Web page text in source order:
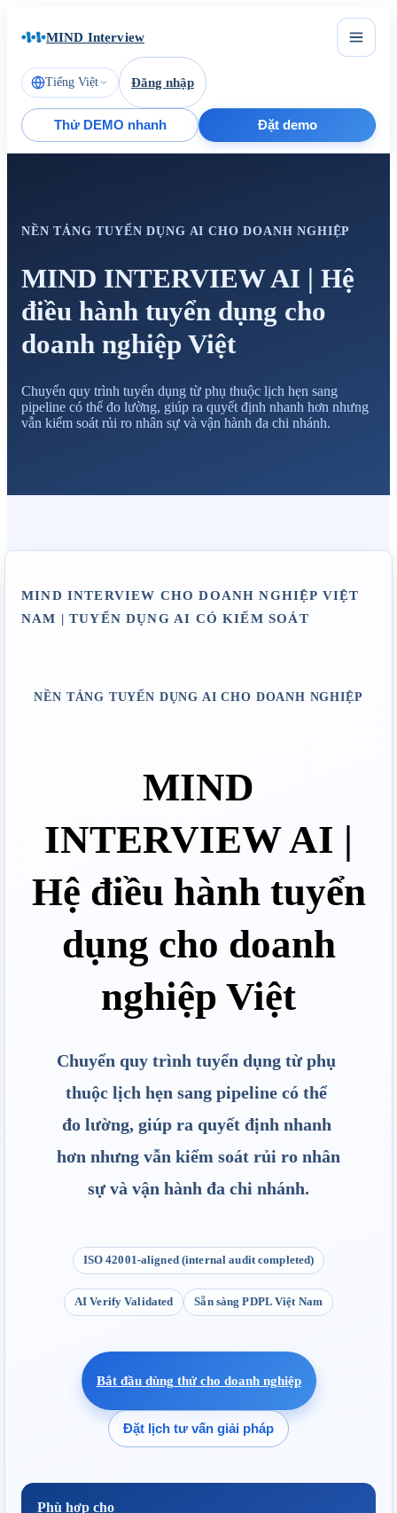
MIND Interview
Tiếng Việt Đăng nhập
Thử DEMO nhanh Đặt demo
NỀN TẢNG TUYỂN DỤNG AI CHO DOANH NGHIỆP
MIND INTERVIEW AI | Hệ
điều hành tuyển dụng cho
doanh nghiệp Việt
Chuyển quy trình tuyển dụng từ phụ thuộc lịch hẹn sang
pipeline có thể đo lường, giúp ra quyết định nhanh hơn nhưng
vẫn kiểm soát rủi ro nhân sự và vận hành đa chi nhánh.
MIND INTERVIEW CHO DOANH NGHIỆP VIỆT
NAM | TUYỂN DỤNG AI CÓ KIỂM SOÁT
NỀN TẢNG TUYỂN DỤNG AI CHO DOANH NGHIỆP
MIND
INTERVIEW AI |
Hệ điều hành tuyển
dụng cho doanh
nghiệp Việt
Chuyển quy trình tuyển dụng từ phụ
thuộc lịch hẹn sang pipeline có thể
đo lường, giúp ra quyết định nhanh
hơn nhưng vẫn kiểm soát rủi ro nhân
sự và vận hành đa chi nhánh.
ISO 42001-aligned (internal audit completed)
AI Verify Validated Sẵn sàng PDPL Việt Nam
Bắt đầu dùng thử cho doanh nghiệp
Đặt lịch tư vấn giải pháp
Phù hợp cho